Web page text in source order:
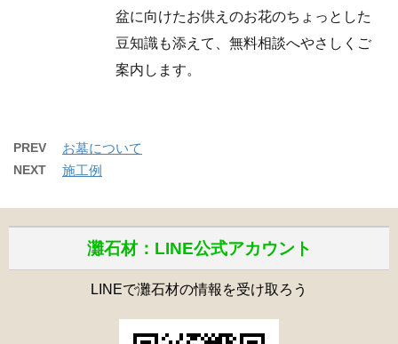
盆に向けたお供えのお花のちょっとした
豆知識も添えて、無料相談へやさしくご
案内します。
PREV お墓について
NEXT 施工例
灘石材：LINE公式アカウント
LINEで灘石材の情報を受け取ろう